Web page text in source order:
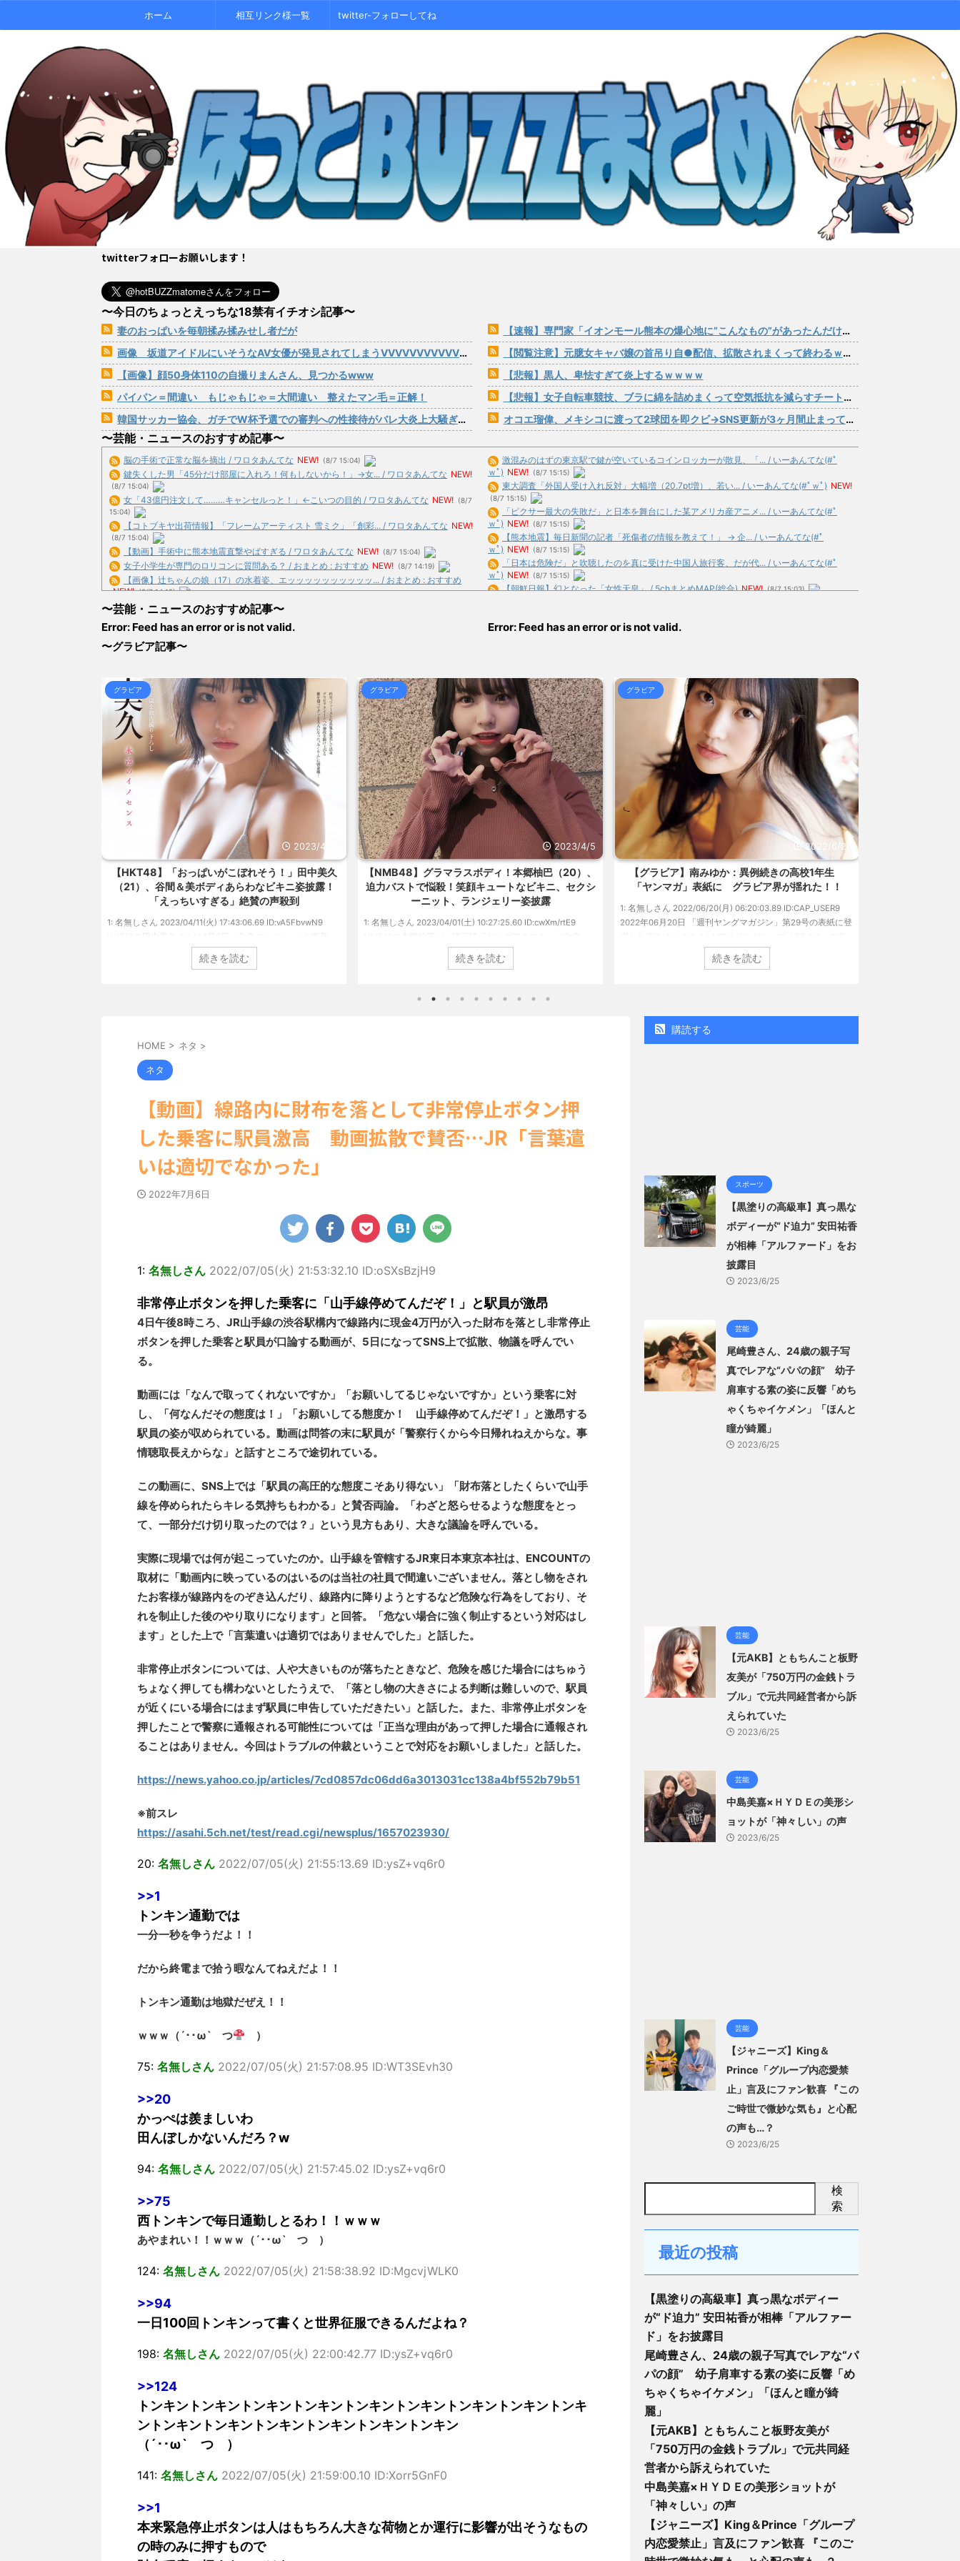
ホーム 相互リンク様一覧 twitter-フォローしてね
twitterフォローお願いします！
〜今日のちょっとえっちな18禁有イチオシ記事〜
妻のおっぱいを毎朝揉み揉みせし者だが
画像 坂道アイドルにいそうなAV女優が発見されてしまうVVVVVVVVVVVVVVVVVVVVVVVVVV
【画像】顔50身体110の自撮りまんさん、見つかるwww
パイパン＝間違い もじゃもじゃ＝大間違い 整えたマン毛＝正解！
韓国サッカー協会、ガチでW杯予選での審判への性接待がバレ大炎上大騒ぎにwww
【速報】専門家「イオンモール熊本の爆心地に”こんなもの”があったんだけど…」
【閲覧注意】元臆女キャバ嬢の首吊り自●配信、拡散されまくって終わるｗｗｗｗｗｗｗ
【悲報】黒人、卑怯すぎて炎上するｗｗｗｗ
【悲報】女子自転車競技、ブラに綿を詰めまくって空気抵抗を減らすチート技が発覚ｗｗｗ
オコエ瑠偉、メキシコに渡って2球団を即クビ→SNS更新が3ヶ月間止まって消息不明に
〜芸能・ニュースのおすすめ記事〜
脳の手術で正常な脳を摘出 / ワロタあんてな NEW! (8/7 15:04)
鍵失くした男「45分だけ部屋に入れろ！何もしないから！」→女... / ワロタあんてな NEW!
(8/7 15:04)
女「43億円注文して………キャンセルっと！」←こいつの目的 / ワロタあんてな NEW! (8/7
15:04)
【コトブキヤ出荷情報】「フレームアーティスト 雪ミク」「創彩... / ワロタあんてな NEW!
(8/7 15:04)
【動画】手術中に熊本地震直撃やばすぎる / ワロタあんてな NEW! (8/7 15:04)
女子小学生が専門のロリコンに質問ある？ / おまとめ : おすすめ NEW! (8/7 14:19)
【画像】辻ちゃんの娘（17）の水着姿、エッッッッッッッッッッ... / おまとめ : おすすめ
NEW! (8/7 14:15)
【画像】水着の女さん「はい、好きに触っていーーーーーーーよ？... / おまとめ : おすすめ
NEW!
【徹底議論】「日本をダメにした総理大臣」←結局誰だと思う？ / おまとめ : おすすめ
NEW! (8/7 13:49)
【信長の野望・新生】米問屋をどういう時にどこに建てるのかわか... / 気になるニュースま
とめアンテナ
(8/29 00:02)
安倍国葬たったの2.5億円に批判してる奴らって幾らならOKな... / 気になるニュースまとめ
アンテナ
(8/29 00:00)
【悲報】乃木中３０ｔｈヒット祈願が死ぬほど / 気になるニュースまとめアンテナ (8/29
00:00)
【モバマスSS】志希「苺の美味しい食べ方。そして雪美と食べる... / 気になるニュースま
とめアンテナ (8/29 00:00)
【速報】スプラトゥーン公式、謝罪 / 気になるニュースまとめアンテナ (8/28 23:50)
Powered by livedoor 相互RSS
激混みのはずの東京駅で鍵が空いているコインロッカーが散見、「... / いーあんてな(#ﾟ
ｗﾟ) NEW! (8/7 15:15)
東大調査「外国人受け入れ反対」大幅増（20.7pt増）、若い... / いーあんてな(#ﾟｗﾟ) NEW!
(8/7 15:15)
「ピクサー最大の失敗だ」と日本を舞台にした某アメリカ産アニメ... / いーあんてな(#ﾟ
ｗﾟ) NEW! (8/7 15:15)
【熊本地震】毎日新聞の記者「死傷者の情報を教えて！」 → 企... / いーあんてな(#ﾟ
ｗﾟ) NEW! (8/7 15:15)
「日本は危険だ」と吹聴したのを真に受けた中国人旅行客、だが代... / いーあんてな(#ﾟ
ｗﾟ) NEW! (8/7 15:15)
【朝鮮日報】幻となった「女性天皇」 / 5chまとめMAP(総合) NEW! (8/7 15:03)
【速報】ダウンタウン浜田、とんでもない発言ｗｗｗｗｗｗｗｗｗ... / 5chまとめMAP(総
【朗報】ハンターハンター、とんでもねえ伏線が発掘される / 5chまとめMAP(総合) NEW!
(8/7 14:19)
海外「日本よ、お前がナンバーワンだ」 熊本地震直後の日本の対... / にゅーすなう！ まと
めアンテナ
(7/30 22:36)
【画像】おまえらこういう地雷系の女子高生って好きじゃないの？ / にゅーすなう！ まと
めアンテナ (7/30 22:26)
【為替相場】為替介入により一時1ドル157円台 しかし戻しも... / にゅーすなう！ まとめ
アンテナ (7/30 22:16)
勇気を出して白人美女にチン凸したアジア人短小男♂、爆笑されて... / にゅーすなう！ ま
とめアンテナ
(7/30 22:06)
海外「日本よ、お前がナンバーワンだ」 熊本地震直後の日本の対... / にゅーすなう！ まと
めアンテナ
(7/30 21:56)
Powered by livedoor 相互RSS
〜芸能・ニュースのおすすめ記事〜
Error: Feed has an error or is not valid.
Error: Feed has an error or is not valid.
〜グラビア記事〜
グラビア
2023/4/15
【HKT48】「おっぱいがこぼれそう！」田中美久
（21）、谷間＆美ボディあらわなビキニ姿披露！
「えっちいすぎる」絶賛の声殺到
1: 名無しさん 2023/04/11(火) 17:43:06.69 ID:vA5FbvwN9
HKT48の田中美久さんは4月8日、自身のInstagramを更新。
美しいボディがあらわになったビキニ姿を披露しました。
「素敵な表情」「セクシーで綺麗」 田中さんは桜の花びらの
続きを読む
グラビア
2023/4/5
【NMB48】グラマラスボディ！本郷柚巴（20）、
迫力バストで悩殺！笑顔キュートなビキニ、セクシ
ーニット、ランジェリー姿披露
1: 名無しさん 2023/04/01(土) 10:27:25.60 ID:cwXm/rtE9
社）のウェブサイト『ヤングアニマルWeb』のグラビアに初
登場した。 グラマラスなボディを武器に、グラビア界を席巻
続きを読む
グラビア
2022/6/20
【グラビア】南みゆか：異例続きの高校1年生
「ヤンマガ」表紙に グラビア界が揺れた！！
1: 名無しさん 2022/06/20(月) 06:20:03.89 ID:CAP_USER9
2022年06月20日 「週刊ヤングマガジン」第29号の表紙に登
みゆかさんが、6月20日発売のマンガ誌「週刊ヤングマガジ
ン」（講談社）第29号の表紙に登場した。 南さんは2005年
続きを読む
HOME > ネタ >
ネタ
【動画】線路内に財布を落として非常停止ボタン押
した乗客に駅員激高 動画拡散で賛否…JR「言葉遣
いは適切でなかった」
2022年7月6日
1: 名無しさん 2022/07/05(火) 21:53:32.10 ID:oSXsBzjH9
非常停止ボタンを押した乗客に「山手線停めてんだぞ！」と駅員が激昂
4日午後8時ころ、JR山手線の渋谷駅構内で線路内に現金4万円が入った財布を落とし非常停止
ボタンを押した乗客と駅員が口論する動画が、5日になってSNS上で拡散、物議を呼んでい
る。
動画には「なんで取ってくれないですか」「お願いしてるじゃないですか」という乗客に対
し、「何なんだその態度は！」「お願いしてる態度か！ 山手線停めてんだぞ！」と激昂する
駅員の姿が収められている。動画は問答の末に駅員が「警察行くから今日帰れねえからな。事
情聴取長えからな」と話すところで途切れている。
この動画に、SNS上では「駅員の高圧的な態度こそあり得ない」「財布落としたくらいで山手
線を停められたらキレる気持ちもわかる」と賛否両論。「わざと怒らせるような態度をとっ
て、一部分だけ切り取ったのでは？」という見方もあり、大きな議論を呼んでいる。
実際に現場では何が起こっていたのか。山手線を管轄するJR東日本東京本社は、ENCOUNTの
取材に「動画内に映っているのはいるのは当社の社員で間違いございません。落とし物をされ
たお客様が線路内をのぞき込んだり、線路内に降りようとするなど危険な行為をしており、そ
れを制止した後のやり取りになります」と回答。「危ない場合に強く制止するという対応はし
ます」とした上で「言葉遣いは適切ではありませんでした」と話した。
非常停止ボタンについては、人や大きいものが落ちたときなど、危険を感じた場合にはちゅう
ちょなく押しても構わないとしたうえで、「落とし物の大きさによる判断は難しいので、駅員
が近くにいる場合にはまず駅員に申告していただきたい」と話した。また、非常停止ボタンを
押したことで警察に通報される可能性については「正当な理由があって押した場合に通報され
ることはありません。今回はトラブルの仲裁ということで対応をお願いしました」と話した。
https://news.yahoo.co.jp/articles/7cd0857dc06dd6a3013031cc138a4bf552b79b51
※前スレ
https://asahi.5ch.net/test/read.cgi/newsplus/1657023930/
20: 名無しさん 2022/07/05(火) 21:55:13.69 ID:ysZ+vq6r0
>>1
トンキン通勤では
一分一秒を争うだよ！！
だから終電まで拾う暇なんてねえだよ！！
トンキン通勤は地獄だぜえ！！
ｗｗｗ（´･･ω` つ ）
75: 名無しさん 2022/07/05(火) 21:57:08.95 ID:WT3SEvh30
>>20
かっぺは羨ましいわ
田んぼしかないんだろ？w
94: 名無しさん 2022/07/05(火) 21:57:45.02 ID:ysZ+vq6r0
>>75
西トンキンで毎日通勤しとるわ！！ｗｗｗ
あやまれい！！ｗｗｗ（´･･ω` つ ）
124: 名無しさん 2022/07/05(火) 21:58:38.92 ID:MgcvjWLK0
>>94
一日100回トンキンって書くと世界征服できるんだよね？
198: 名無しさん 2022/07/05(火) 22:00:42.77 ID:ysZ+vq6r0
>>124
トンキントンキントンキントンキントンキントンキントンキントンキントンキ
ントンキントンキントンキントンキントンキントンキン
（´･･ω` つ ）
141: 名無しさん 2022/07/05(火) 21:59:00.10 ID:Xorr5GnF0
>>1
本来緊急停止ボタンは人はもちろん大きな荷物とか運行に影響が出そうなもの
の時のみに押すもので
購読する
スポーツ
【黒塗りの高級車】真っ黒な
ボディーが“ド迫力” 安田祐香
が相棒「アルファード」をお
披露目
2023/6/25
芸能
尾崎豊さん、24歳の親子写
真でレアな“パパの顔” 幼子
肩車する素の姿に反響「めち
ゃくちゃイケメン」「ほんと
瞳が綺麗」
2023/6/25
芸能
【元AKB】ともちんこと板野
友美が「750万円の金銭トラ
ブル」で元共同経営者から訴
えられていた
2023/6/25
芸能
中島美嘉×ＨＹＤＥの美形シ
ョットが「神々しい」の声
2023/6/25
芸能
【ジャニーズ】King＆
Prince「グループ内恋愛禁
止」言及にファン歓喜 『この
ご時世で微妙な気も』と心配
の声も…？
2023/6/25
検
索
最近の投稿
【黒塗りの高級車】真っ黒なボディー
が“ド迫力” 安田祐香が相棒「アルファー
ド」をお披露目
尾崎豊さん、24歳の親子写真でレアな“パ
パの顔” 幼子肩車する素の姿に反響「め
ちゃくちゃイケメン」「ほんと瞳が綺
麗」
【元AKB】ともちんこと板野友美が
「750万円の金銭トラブル」で元共同経
営者から訴えられていた
中島美嘉×ＨＹＤＥの美形ショットが
「神々しい」の声
【ジャニーズ】King＆Prince「グループ
内恋愛禁止」言及にファン歓喜 『このご